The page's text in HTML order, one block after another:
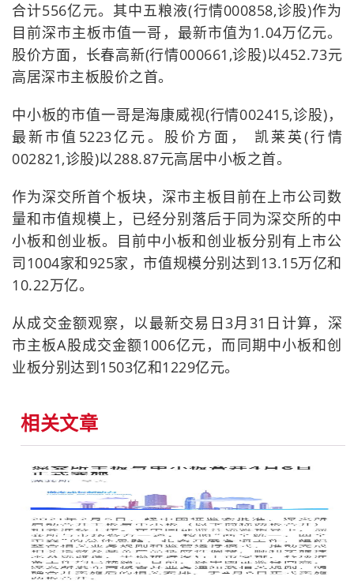
合计556亿元。其中五粮液(行情000858,诊股)作为
目前深市主板市值一哥，最新市值为1.04万亿元。
股价方面，长春高新(行情000661,诊股)以452.73元
高居深市主板股价之首。
中小板的市值一哥是海康威视(行情002415,诊股)，
最新市值5223亿元。股价方面， 凯莱英(行情
002821,诊股)以288.87元高居中小板之首。
作为深交所首个板块，深市主板目前在上市公司数
量和市值规模上，已经分别落后于同为深交所的中
小板和创业板。目前中小板和创业板分别有上市公
司1004家和925家，市值规模分别达到13.15万亿和
10.22万亿。
从成交金额观察，以最新交易日3月31日计算，深
市主板A股成交金额1006亿元，而同期中小板和创
业板分别达到1503亿和1229亿元。
相关文章